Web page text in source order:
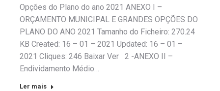
Opções do Plano do ano 2021 ANEXO I –
ORÇAMENTO MUNICIPAL E GRANDES OPÇÕES DO
PLANO DO ANO 2021 Tamanho do Ficheiro: 270.24
KB Created: 16 – 01 – 2021 Updated: 16 – 01 –
2021 Cliques: 246 Baixar Ver 2 -ANEXO II –
Endividamento Médio…
Ler mais